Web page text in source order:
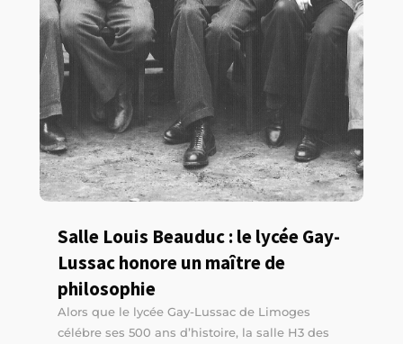
Salle Louis Beauduc : le lycée Gay-
Lussac honore un maître de
philosophie
Alors que le lycée Gay-Lussac de Limoges
célébre ses 500 ans d’histoire, la salle H3 des